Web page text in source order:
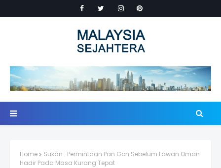
Home
Sukan : Permintaan Pan Gon Sebelum Lawan Oman
Hadir Pada Masa Kurang Tepat